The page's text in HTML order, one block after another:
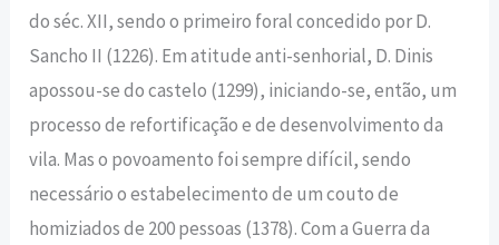
do séc. XII, sendo o primeiro foral concedido por D.
Sancho II (1226). Em atitude anti-senhorial, D. Dinis
apossou-se do castelo (1299), iniciando-se, então, um
processo de refortificação e de desenvolvimento da
vila. Mas o povoamento foi sempre difícil, sendo
necessário o estabelecimento de um couto de
homiziados de 200 pessoas (1378). Com a Guerra da